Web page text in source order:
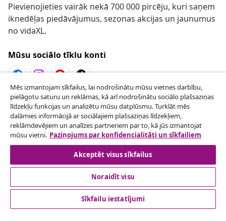
Pievienojieties vairāk nekā 700 000 pircēju, kuri saņem
iknedēļas piedāvājumus, sezonas akcijas un jaunumus
no vidaXL.
Mūsu sociālo tīklu konti
Atteikties no līguma
Iesniegt pieprasījumu par atteikšanos no
pasūtījuma.
Atteikties no līguma
klientu apkalpoanaš
Mēs izmantojam sīkfailus, lai nodrošinātu mūsu vietnes darbību,
pielāgotu saturu un reklāmas, kā arī nodrošinātu sociālo plašsaziņas
līdzekļu funkcijas un analizētu mūsu datplūsmu. Turklāt mēs
dalāmies informācijā ar sociālajiem plašsaziņas līdzekļiem,
reklāmdevējiem un analīzes partneriem par to, kā jūs izmantojat
mūsu vietni. Paziņojums par konfidencialitāti un sīkfailiem
Akceptēt visus sīkfailus
Noraidīt visu
Sīkfailu iestatījumi